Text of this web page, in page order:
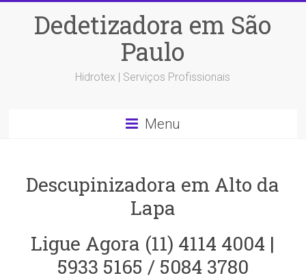
Dedetizadora em São
Paulo
Hidrotex | Serviços Profissionais
Menu
Descupinizadora em Alto da
Lapa
Ligue Agora (11) 4114 4004 |
5933 5165 / 5084 3780